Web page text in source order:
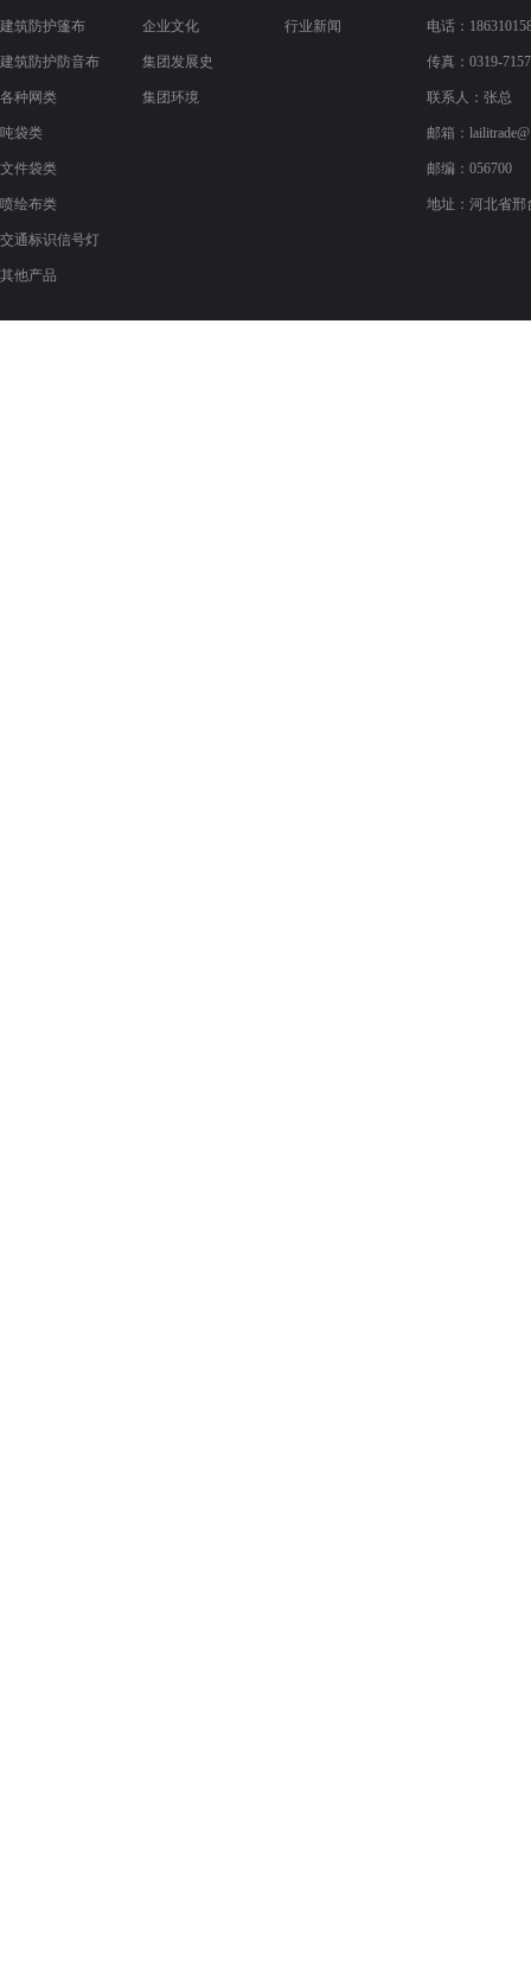
建筑防护篷布
建筑防护防音布
各种网类
吨袋类
文件袋类
喷绘布类
交通标识信号灯
其他产品
企业文化
集团发展史
集团环境
行业新闻 电话：
传真： 0319-
联系人：张总
邮箱：
邮编：056700
地址：河北省邢